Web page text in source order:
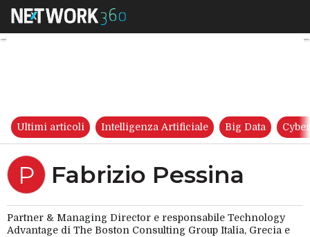
Fabrizio Pessina
Ultimi articoli Intelligenza Artificiale Big Data
P Fabrizio Pessina
Partner & Managing Director e responsabile Technology
Advantage di The Boston Consulting Group Italia, Grecia e